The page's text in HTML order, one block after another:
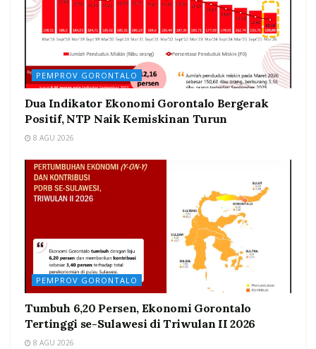
PEMPROV GORONTALO
Dua Indikator Ekonomi Gorontalo Bergerak
Positif, NTP Naik Kemiskinan Turun
8 AGU 2026
PEMPROV GORONTALO
Tumbuh 6,20 Persen, Ekonomi Gorontalo
Tertinggi se-Sulawesi di Triwulan II 2026
8 AGU 2026